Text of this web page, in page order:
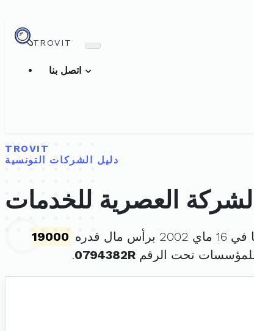
TROVIT
TROVIT
دليل الشركات التونسية
الشركة العصرية للخدمات
مال قدره
19000
تحت الرقم 0794382R
.